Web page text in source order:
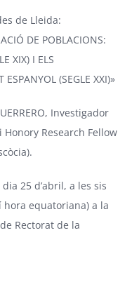
de Lleida:
DE POBLACIONS:
XIX) I ELS
ESPANYOL (SEGLE XXI)»
Investigador
Honory Research Fellow
25 d’abril, a les sis
equatoriana) a la
Rectorat de la